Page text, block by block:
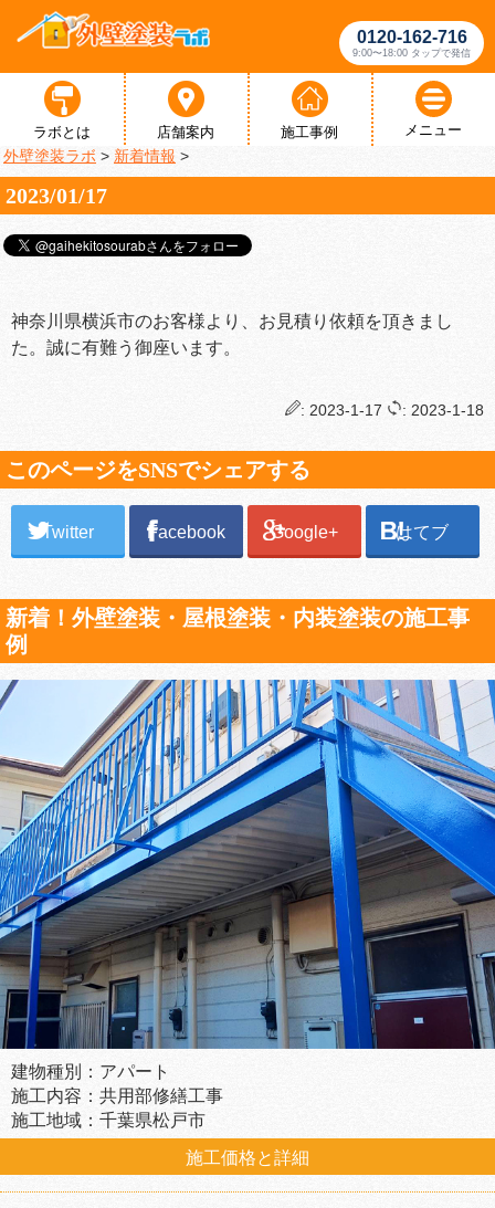
0120-162-716
9:00〜18:00 タップで発信
ラボとは 店舗案内 施工事例 メニュー
外壁塗装ラボ > 新着情報 >
2023/01/17
神奈川県横浜市のお客様より、お見積り依頼を頂きまし
た。誠に有難う御座います。
: 2023-1-17 : 2023-1-18
このページをSNSでシェアする
Twitter Facebook Google+ はてブ
新着！外壁塗装・屋根塗装・内装塗装の施工事
例
建物種別：アパート
施工内容：共用部修繕工事
施工地域：千葉県松戸市
施工価格と詳細